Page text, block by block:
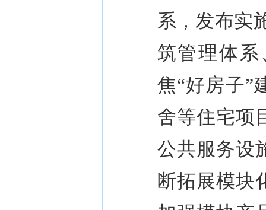
系，发布实
筑管理体
焦“好房子”
舍等住宅项
公共服务设
断拓展模块